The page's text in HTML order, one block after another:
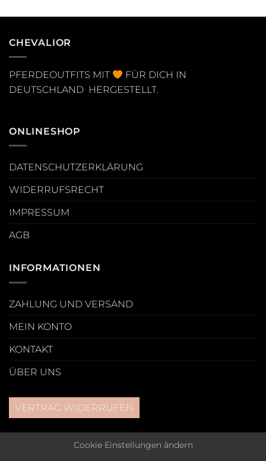
CHEVALIOR
PFERDEOUTFITS MIT
FÜR DICH IN
DEUTSCHLAND HERGESTELLT.
ONLINESHOP
DATENSCHUTZERKLÄRUNG
WIDERRUFSRECHT
IMPRESSUM
AGB
INFORMATIONEN
ZAHLUNG UND VERSAND
MEIN KONTO
KONTAKT
ÜBER UNS
VERTRAG WIDERRUFEN
Cookie Einstellungen ändern